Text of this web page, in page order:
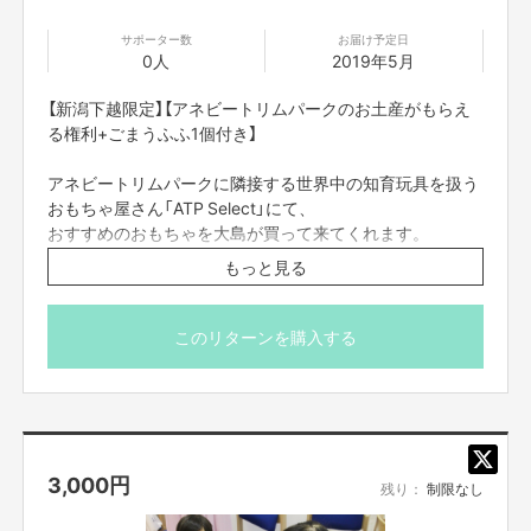
サポーター数
0人
お届け予定日
2019年5月
【新潟下越限定】【アネビートリムパークのお土産がもらえ
る権利+ごまうふふ1個付き】
アネビートリムパークに隣接する世界中の知育玩具を扱う
おもちゃ屋さん「ATP Select」にて、
おすすめのおもちゃを大島が買って来てくれます。
商品名 ナンジャモンジャ
対象年齢 4歳〜大人
店の際に受け渡しも可能です。
もっと見る
このリターンを購入する
3,000円 残り： 制限なし